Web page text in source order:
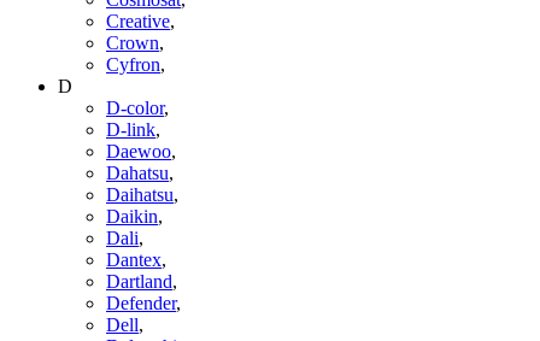
Creative,
Crown,
Cyfron,
D
D-color,
D-link,
Daewoo,
Dahatsu,
Daihatsu,
Daikin,
Dali,
Dantex,
Dartland,
Defender,
Dell,